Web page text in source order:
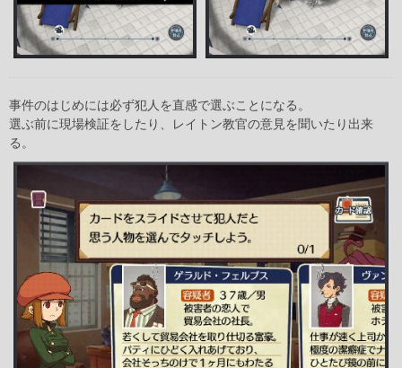
事件のはじめには必ず犯人を直感で選ぶことになる。
選ぶ前に現場検証をしたり、レイトン教官の意見を聞いたり出来
る。